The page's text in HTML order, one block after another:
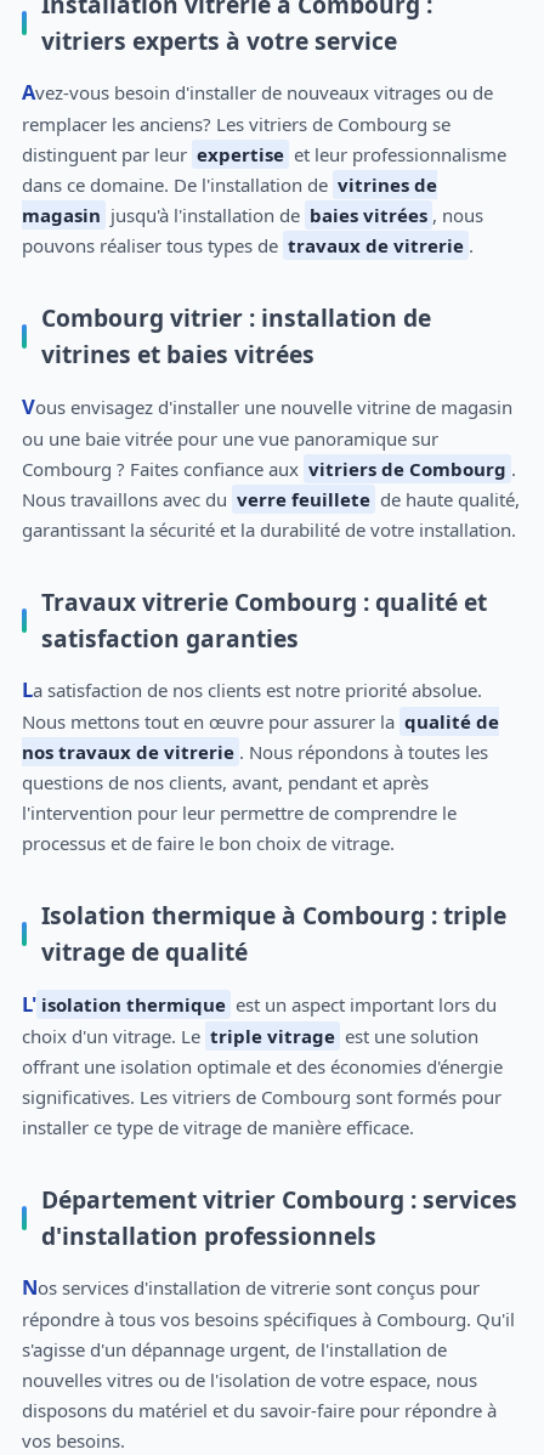
vitriers experts à votre service
Avez-vous besoin d'installer de nouveaux vitrages ou de
remplacer les anciens? Les vitriers de Combourg se
distinguent par leur expertise et leur professionnalisme
dans ce domaine. De l'installation de vitrines de
magasin jusqu'à l'installation de baies vitrées , nous
pouvons réaliser tous types de travaux de vitrerie .
Combourg vitrier : installation de
vitrines et baies vitrées
Vous envisagez d'installer une nouvelle vitrine de magasin
ou une baie vitrée pour une vue panoramique sur
Combourg ? Faites confiance aux vitriers de Combourg .
Nous travaillons avec du verre feuillete de haute qualité,
garantissant la sécurité et la durabilité de votre installation.
Travaux vitrerie Combourg : qualité et
satisfaction garanties
La satisfaction de nos clients est notre priorité absolue.
Nous mettons tout en œuvre pour assurer la qualité de
nos travaux de vitrerie . Nous répondons à toutes les
questions de nos clients, avant, pendant et après
l'intervention pour leur permettre de comprendre le
processus et de faire le bon choix de vitrage.
Isolation thermique à Combourg : triple
vitrage de qualité
L' isolation thermique est un aspect important lors du
choix d'un vitrage. Le triple vitrage est une solution
offrant une isolation optimale et des économies d'énergie
significatives. Les vitriers de Combourg sont formés pour
installer ce type de vitrage de manière efficace.
Département vitrier Combourg : services
d'installation professionnels
Nos services d'installation de vitrerie sont conçus pour
répondre à tous vos besoins spécifiques à Combourg. Qu'il
s'agisse d'un dépannage urgent, de l'installation de
nouvelles vitres ou de l'isolation de votre espace, nous
disposons du matériel et du savoir-faire pour répondre à
vos besoins.